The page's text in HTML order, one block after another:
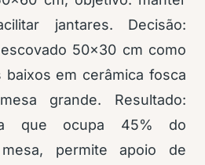
jantares. Decisão:
50×30 cm como
em cerâmica fosca
grande. Resultado:
que ocupa 45% do
permite apoio de